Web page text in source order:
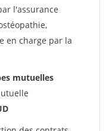
l'assurance
en charge par la
mutuelles